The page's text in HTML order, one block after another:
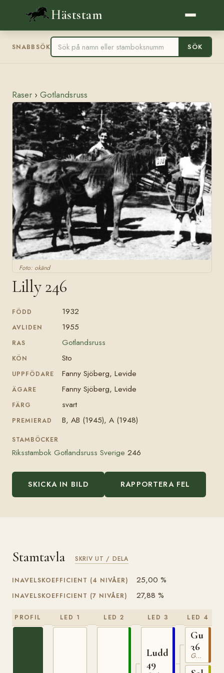
Häststam
SNABBSÖK SÖK
Raser › Gotlandsruss
Foto: okänd
Lilly 246
FÖDD 1932
AVLIDEN 1955
RAS Gotlandsruss
KÖN Sto
UPPFÖDARE Fanny Sjöberg, Levide
ÄGARE Fanny Sjöberg, Levide
FÄRG svart
PREMIERAD B, AB (1945), A (1948)
STAMBÖCKER
Riksstambok Gotlandsruss Sverige 246
SKICKA IN BILD RAPPORTERA FEL
Stamtavla SKRIV UT / DELA
INAVELSKOEFFICIENT (4 NIVÅER) 25,00 %
INAVELSKOEFFICIENT (7 NIVÅER) 27,88 %
PROFIL LED 1 LED 2 LED 3
Ludde
49
LED 4
36
Gotlandsruss